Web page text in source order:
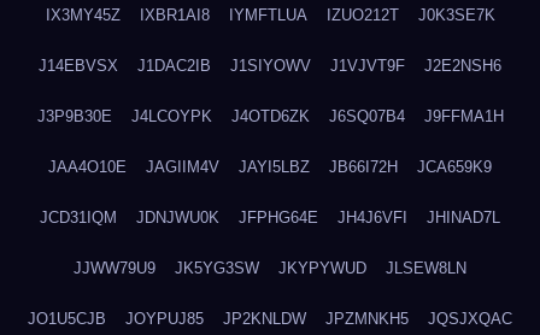
IX3MY45Z IXBR1AI8 IYMFTLUA IZUO212T J0K3SE7K
J14EBVSX J1DAC2IB J1SIYOWV J1VJVT9F J2E2NSH6
J3P9B30E J4LCOYPK J4OTD6ZK J6SQ07B4 J9FFMA1H
JAA4O10E JAGIIM4V JAYI5LBZ JB66I72H JCA659K9
JCD31IQM JDNJWU0K JFPHG64E JH4J6VFI JHINAD7L
JJWW79U9 JK5YG3SW JKYPYWUD JLSEW8LN
JO1U5CJB JOYPUJ85 JP2KNLDW JPZMNKH5 JQSJXQAC